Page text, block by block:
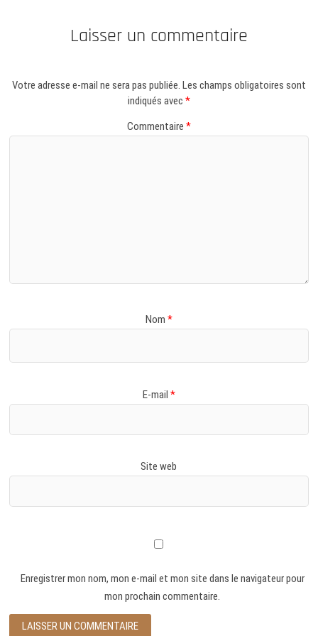
Laisser un commentaire
Votre adresse e-mail ne sera pas publiée. Les champs obligatoires sont
indiqués avec *
Commentaire *
Nom *
E-mail *
Site web
Enregistrer mon nom, mon e-mail et mon site dans le navigateur pour
mon prochain commentaire.